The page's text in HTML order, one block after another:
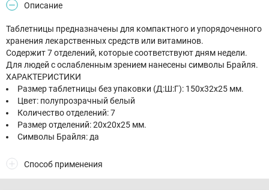
Описание
Таблетницы предназначены для компактного и упорядоченного
хранения лекарственных средств или витаминов.
Содержит 7 отделений, которые соответствуют дням недели.
Для людей с ослабленным зрением нанесены символы Брайля.
ХАРАКТЕРИСТИКИ
Размер таблетницы без упаковки (Д:Ш:Г): 150х32х25 мм.
Цвет: полупрозрачный белый
Количество отделений: 7
Размер отделений: 20х20х25 мм.
Символы Брайля: да
Способ применения